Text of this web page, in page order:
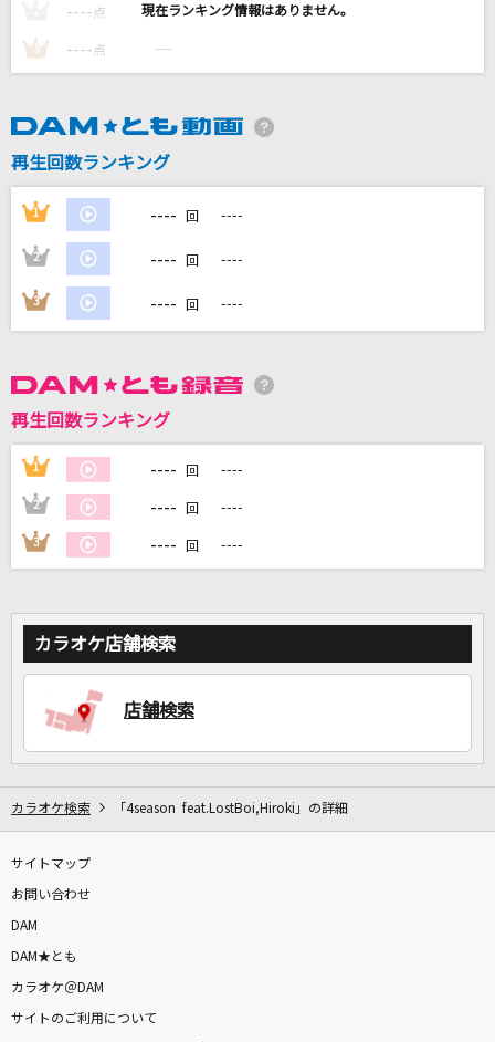
なとり
Eight feat.初音ミク
She Bop [シー・バップ]
Cyndi Lauper
[プロオケ]水彩の月
秦 基博
ReoNa
丸の内サディスティック
椎名林檎
カラオケをもっと楽しもう！
---- 点 ----
3 ---- 点 ----
再生回数ランキング
1 ---- 回 ----
2 ---- 回 ----
3 ---- 回 ----
再生回数ランキング
1 ---- 回 ----
2 ---- 回 ----
3 ---- 回 ----
カラオケ店舗検索
店舗検索
カラオケ検索 「4season feat.LostBoi,Hiroki」の詳細
サイトマップ
お問い合わせ
DAM
DAM★とも
カラオケ＠DAM
サイトのご利用について